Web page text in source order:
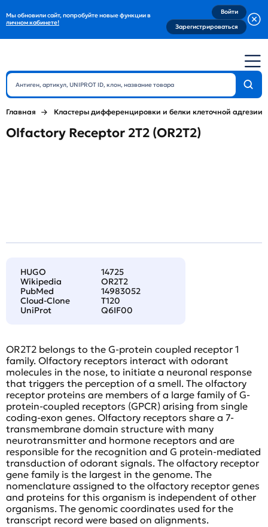
Мы обновили сайт, попробуйте новые функции в
личном кабинете!
Войти
Зарегистрироваться
Главная Кластеры дифференцировки и белки клеточной адгезии
Olfactory Receptor 2T2 (OR2T2)
HUGO
14725
Wikipedia
OR2T2
PubMed
14983052
Cloud-Clone
T120
UniProt
Q6IF00
OR2T2 belongs to the G-protein coupled receptor 1
family. Olfactory receptors interact with odorant
molecules in the nose, to initiate a neuronal response
that triggers the perception of a smell. The olfactory
receptor proteins are members of a large family of G-
protein-coupled receptors (GPCR) arising from single
coding-exon genes. Olfactory receptors share a 7-
transmembrane domain structure with many
neurotransmitter and hormone receptors and are
responsible for the recognition and G protein-mediated
transduction of odorant signals. The olfactory receptor
gene family is the largest in the genome. The
nomenclature assigned to the olfactory receptor genes
and proteins for this organism is independent of other
organisms. The genomic coordinates used for the
transcript record were based on alignments.